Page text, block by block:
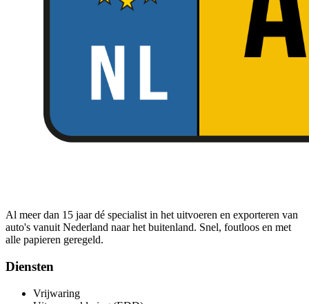
Al meer dan 15 jaar dé specialist in het uitvoeren en exporteren van
auto's vanuit Nederland naar het buitenland. Snel, foutloos en met
alle papieren geregeld.
Diensten
Vrijwaring